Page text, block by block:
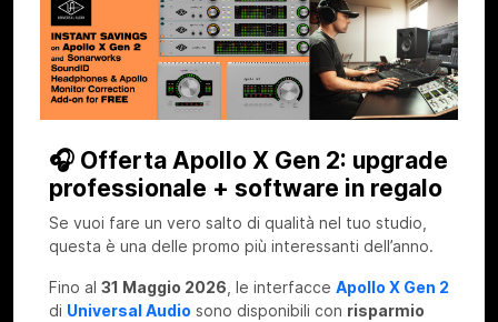
🎧 Offerta Apollo X Gen 2: upgrade
professionale + software in regalo
Se vuoi fare un vero salto di qualità nel tuo studio,
questa è una delle promo più interessanti dell’anno.
Fino al 31 Maggio 2026 , le interfacce Apollo X Gen 2
di Universal Audio sono disponibili con risparmio